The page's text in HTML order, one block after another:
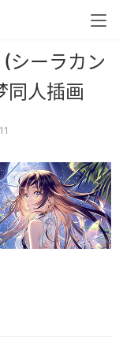
シーラカン
同人插画